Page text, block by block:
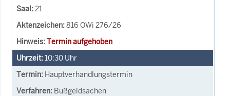
21
816 OWi 276/26
Termin aufgehoben
10:30 Uhr
Hauptverhandlungstermin
Bußgeldsachen